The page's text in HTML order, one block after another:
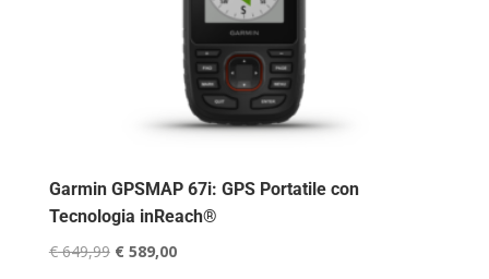
Garmin GPSMAP 67i: GPS Portatile con
Tecnologia inReach®
€649,99 Il
€589,00Il